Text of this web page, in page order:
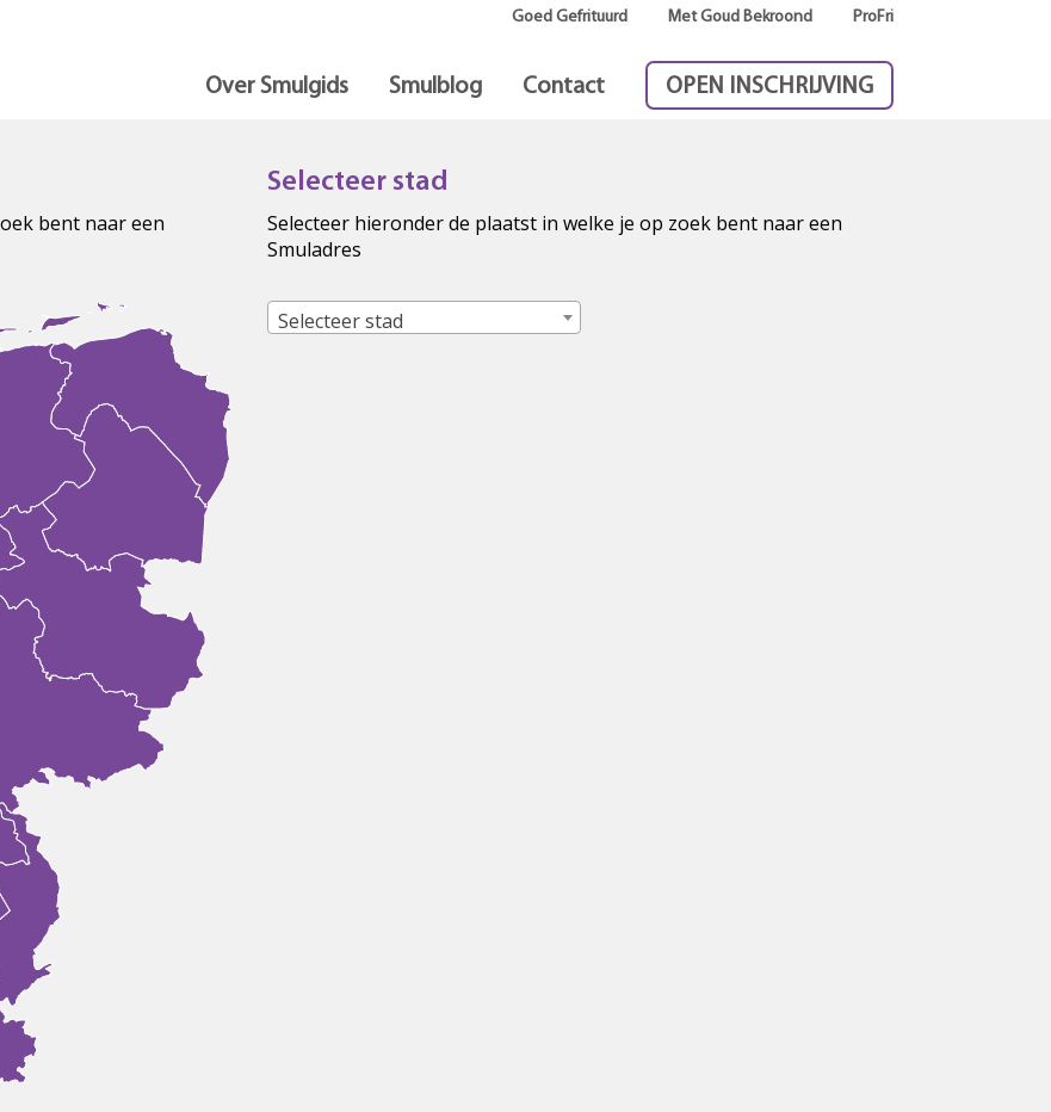
Goed Gefrituurd Met Goud Bekroond ProFri
Over Smulgids Smulblog Contact OPEN INSCHRIJVING
bent naar een
Selecteer stad
Selecteer hieronder de plaatst in welke je op zoek bent naar een
Smuladres
Selecteer stad